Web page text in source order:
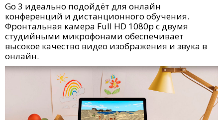
Go 3 идеально подойдёт для онлайн
конференций и дистанционного обучения.
Фронтальная камера Full HD 1080p с двумя
студийными микрофонами обеспечивает
высокое качество видео изображения и звука в
онлайн.